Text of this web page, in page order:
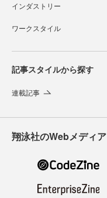
インダストリー
ワークスタイル
記事スタイルから探す
連載記事
翔泳社のWebメディア